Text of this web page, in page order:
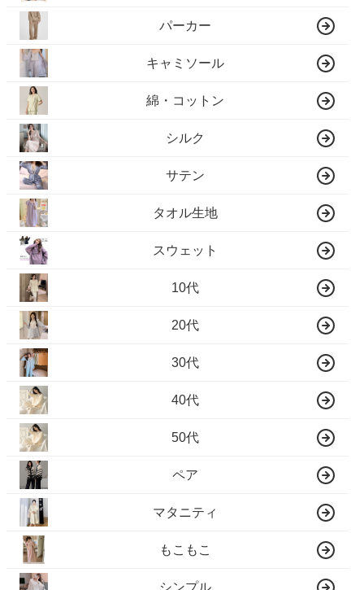
パーカー
キャミソール
綿・コットン
シルク
サテン
タオル生地
スウェット
10代
20代
30代
40代
50代
ペア
マタニティ
もこもこ
シンプル